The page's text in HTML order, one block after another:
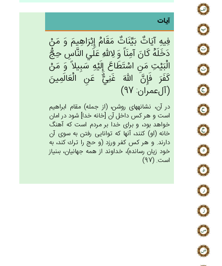
آیات
فِيه‌ِ آيَات‌ٌ بَيِّنَات‌ٌ مَقَام‌ُ إِبْرَاهِيم‌َ وَ مَنْ‌
دَخَلَه‌ُ كَان‌َ آمِنَاً وَ لِالله‌ِ عَلَي‌ النَّاس‌ِ حِج‌ُّ
الْبَيْت‌ِ مَن‌ِ اسْتَطَاع‌َ إِلَيْه‌ِ سَبِيلاً وَ مَنْ‌
كَفَرَ فَإِن‌َّ الله‌َ غَنِي‌ٌّ عَن‌ِ الْعَالَمِين‌َ
(آل‌عمران: 97)
در آن، نشانه‏هاى روشن، (از جمله) مقام ابراهيم
است و هر كس داخل آن [خانه خدا] شود در امان
خواهد بود، و براى خدا بر مردم است كه آهنگ
خانه (او) كنند، آنها كه توانايى رفتن به سوى آن
دارند. و هر كس كفر ورزد (و حج را ترك كند، به
خود زيان رسانده)، خداوند از همه جهانيان، بى‏نياز
است. (97)